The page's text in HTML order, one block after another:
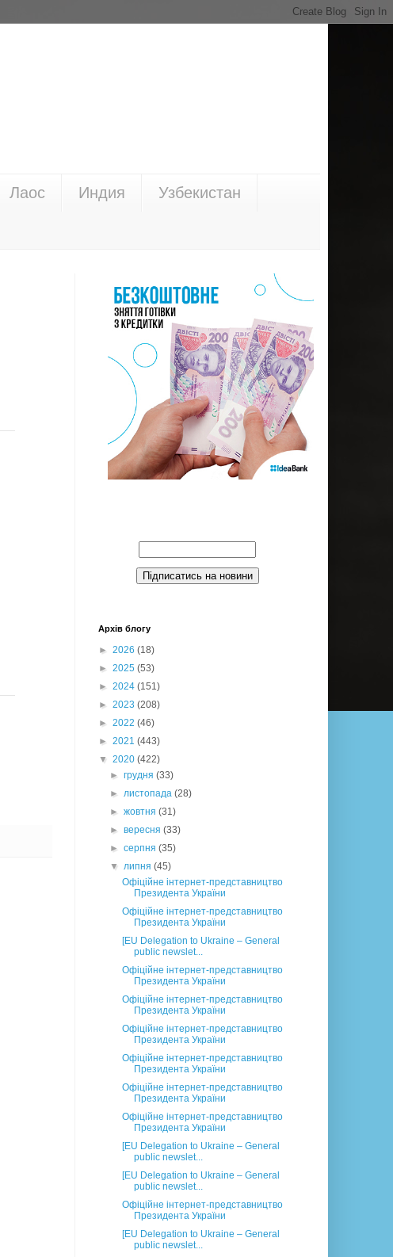
Лаос Индия Узбекистан
Архів блогу
► 2026 (18)
► 2025 (53)
► 2024 (151)
► 2023 (208)
► 2022 (46)
► 2021 (443)
▼ 2020 (422)
►грудня(33)
►листопада(28)
►жовтня(31)
►вересня(33)
►серпня(35)
▼липня(45)
Офіційне інтернет-представництво
Президента України
Офіційне інтернет-представництво
Президента України
[EU Delegation to Ukraine – General
public newslet...
Офіційне інтернет-представництво
Президента України
Офіційне інтернет-представництво
Президента України
Офіційне інтернет-представництво
Президента України
Офіційне інтернет-представництво
Президента України
Офіційне інтернет-представництво
Президента України
Офіційне інтернет-представництво
Президента України
[EU Delegation to Ukraine – General
public newslet...
[EU Delegation to Ukraine – General
public newslet...
Офіційне інтернет-представництво
Президента України
[EU Delegation to Ukraine – General
public newslet...